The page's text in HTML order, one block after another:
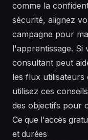
comme la
sécurité, alignez
campagne pour
l'apprentissage. Si
consultant peut
les flux utilisateurs
utilisez ces
des objectifs pour
Ce que l'accès
et durées